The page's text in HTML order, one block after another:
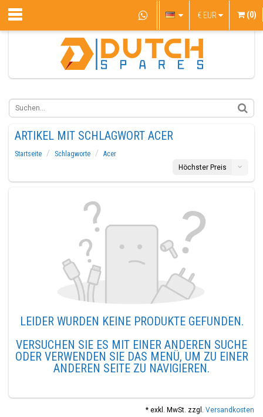
€ EUR (0)
ARTIKEL MIT SCHLAGWORT ACER
Startseite Schlagworte
Acer
Höchster Preis
LEIDER WURDEN KEINE PRODUKTE GEFUNDEN.
VERSUCHEN SIE ES MIT EINER ANDEREN SUCHE
ODER VERWENDEN SIE DAS MENÜ, UM ZU EINER
ANDEREN SEITE ZU NAVIGIEREN.
* exkl. MwSt. zzgl. Versandkosten